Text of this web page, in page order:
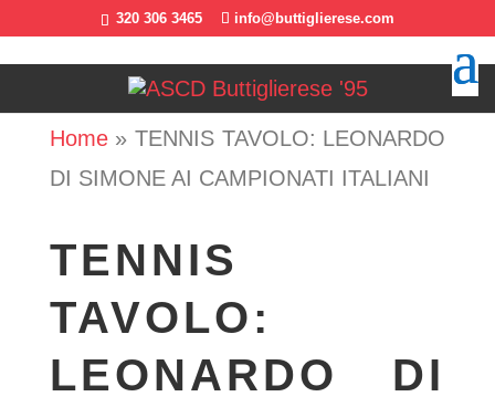
320 306 3465 info@buttiglierese.com
Home» TENNIS TAVOLO: LEONARDO
DI SIMONE AI CAMPIONATI ITALIANI
TENNIS
TAVOLO:
LEONARDO DI